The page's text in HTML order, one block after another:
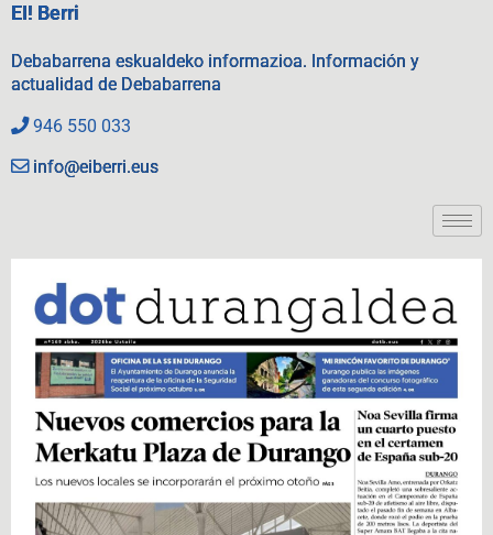
EI! Berri
Debabarrena eskualdeko informazioa. Información y
actualidad de Debabarrena
946 550 033
info@eiberri.eus